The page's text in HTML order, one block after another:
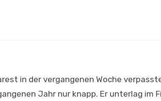
in der vergangenen Woche
Jahr nur knapp. Er unterlag im